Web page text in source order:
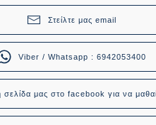
Στείλτε μας email
Viber / Whatsapp : 6942053400
σελίδα μας στο facebook για να